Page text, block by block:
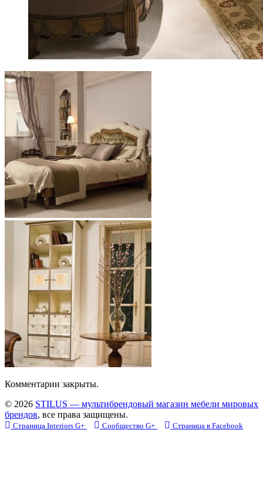
Комментарии закрыты.
© 2026 STILUS — мультибрендовый магазин мебели мировых
брендов, все права защищены.
Страница Interiors G+ Сообщество G+ Страница в Facebook